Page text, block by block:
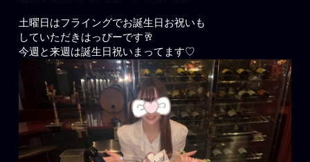
土曜日はフライングでお誕生日お祝いも
していただきはっぴーです🥂
今週と来週は誕生日祝いまってます♡